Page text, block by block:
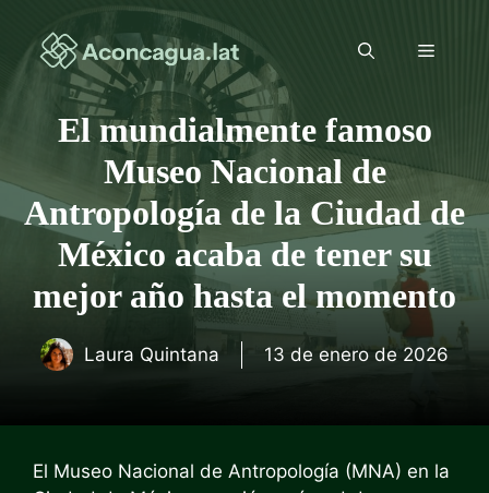
contenido
Menú
El mundialmente famoso
Museo Nacional de
Antropología de la Ciudad de
México acaba de tener su
mejor año hasta el momento
Laura Quintana 13 de enero de 2026
El Museo Nacional de Antropología (MNA) en la